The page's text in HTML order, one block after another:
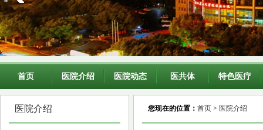
首页 医院介绍 医院动态 医共体 特色医疗
医院介绍 您现在的位置： 首页 > 医院介绍